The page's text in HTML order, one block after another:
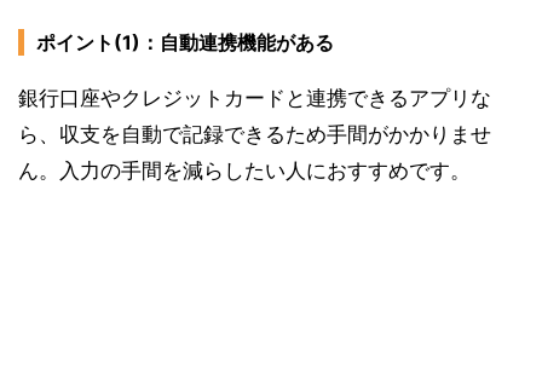
ポイント(1)：自動連携機能がある
銀行口座やクレジットカードと連携できるアプリな
ら、収支を自動で記録できるため手間がかかりませ
ん。入力の手間を減らしたい人におすすめです。